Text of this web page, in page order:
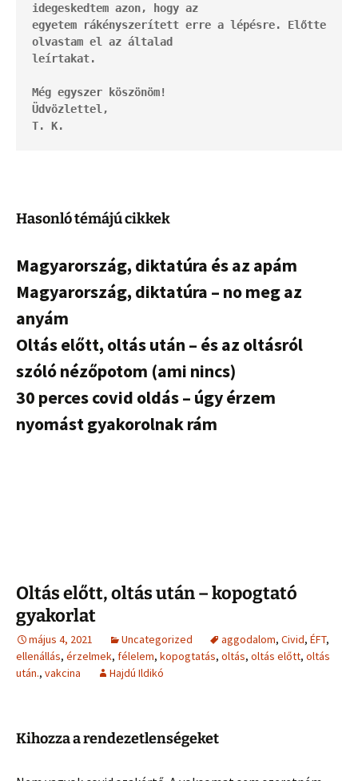
idegeskedtem azon, hogy az
egyetem rákényszerített erre a lépésre. Előtte
olvastam el az általad
leírtakat.
Még egyszer köszönöm!
Üdvözlettel,
T. K.
Hasonló témájú cikkek
Magyarország, diktatúra és az apám
Magyarország, diktatúra – no meg az
anyám
Oltás előtt, oltás után – és az oltásról
szóló nézőpotom (ami nincs)
30 perces covid oldás – úgy érzem
nyomást gyakorolnak rám
Oltás előtt, oltás után – kopogtató
gyakorlat
május 4, 2021 Uncategorized aggodalom, Civid, ÉFT,
ellenállás, érzelmek, félelem, kopogtatás, oltás, oltás előtt, oltás
után., vakcina Hajdú Ildikó
Kihozza a rendezetlenségeket